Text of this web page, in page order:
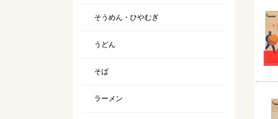
そうめん・ひやむぎ
うどん
そば
ラーメン